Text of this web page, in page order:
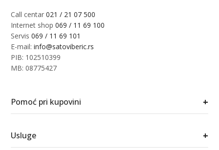
Call centar021 / 21 07 500
Internet shop069 / 11 69 100
Servis069 / 11 69 101
E-mail:info@satoviberic.rs
PIB: 102510399
MB: 08775427
Pomoć pri kupovini +
Usluge +